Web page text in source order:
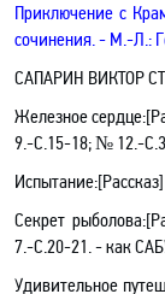
Приключение с
сочинения. - М.-Л.:
САПАРИН ВИКТОР
Железное
9.-С.15-18; № 12.-
Секрет
7.-С.20-21. -как
Удивительное